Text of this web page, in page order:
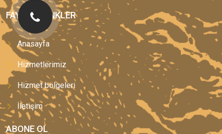
FAYDALI LINKLER
Anasayfa
Hizmetlerimiz
Hizmet bölgeleri
İletişim
ABONE OL